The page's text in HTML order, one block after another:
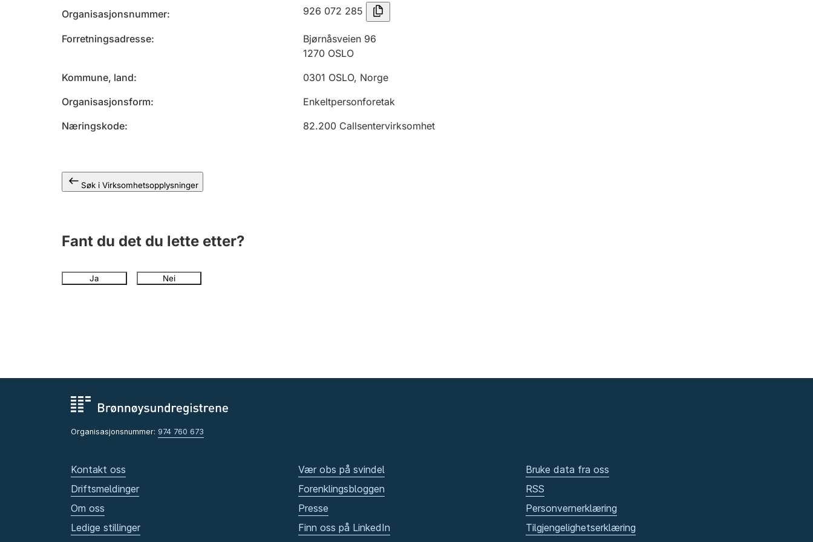
Organisasjonsnummer 926 072 285
Forretningsadresse
Bjørnåsveien 96
1270 OSLO
Kommune, land
0301 OSLO, Norge
Organisasjonsform
Enkeltpersonforetak
Næringskode
82.200 Callsentervirksomhet
Søk i Virksomhetsopplysninger
Fant du det du lette etter?
Ja Nei
Organisasjonsnummer: 974 760 673
Kontakt oss
Driftsmeldinger
Om oss
Ledige stillinger
Vær obs på svindel
Forenklingsbloggen
Presse
Finn oss på LinkedIn
Bruke data fra oss
RSS
Personvernerklæring
Tilgjengelighetserklæring